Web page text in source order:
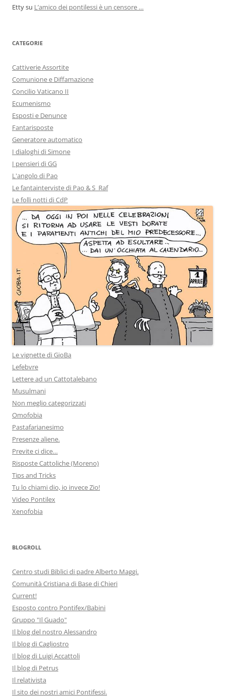
Ettysu L’amico dei pontilessi è un censore …
CATEGORIE
Cattiverie Assortite
Comunione e Diffamazione
Concilio Vaticano II
Ecumenismo
Esposti e Denunce
Fantarisposte
Generatore automatico
I dialoghi di Simone
I pensieri di GG
L'angolo di Pao
Le fantainterviste di Pao & S_Raf
Le folli notti di CdP
Le vignette di GioBa
Lefebvre
Lettere ad un Cattotalebano
Musulmani
Non meglio categorizzati
Omofobia
Pastafarianesimo
Presenze aliene.
Previte ci dice…
Risposte Cattoliche (Moreno)
Tips and Tricks
Tu lo chiami dio, io invece Zio!
Video Pontilex
Xenofobia
BLOGROLL
Centro studi Biblici di padre Alberto Maggi.
Comunità Cristiana di Base di Chieri
Current!
Esposto contro Pontifex/Babini
Gruppo "Il Guado"
Il blog del nostro Alessandro
Il blog di Cagliostro
Il blog di Luigi Accattoli
Il blog di Petrus
Il relativista
Il sito dei nostri amici Pontifessi.